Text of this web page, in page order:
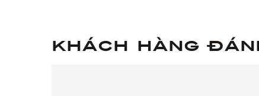
Khách hàng